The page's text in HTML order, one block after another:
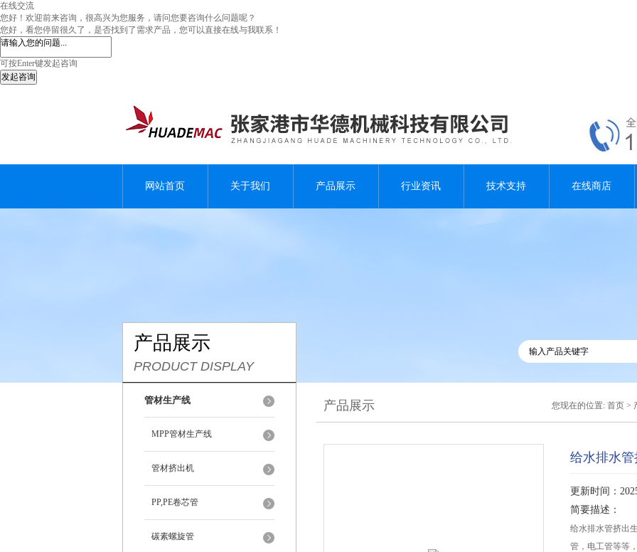
在线交流
您好！欢迎前来咨询，很高兴为您服务，请问您要咨询什么问题呢？
您好，看您停留很久了，是否找到了需求产品，您可以直接在线与我联系！
可按Enter键发起咨询
发起咨询
网站首页 关于我们 产品展示 行业资讯 技术支持 在线商店
产品展示
PRODUCT DISPLAY
管材生产线
MPP管材生产线
管材挤出机
PP,PE卷芯管
碳素螺旋管
产品展示 您现在的位置: 首页 >
给水排水
更新时间：
简要描述：
给水排水管挤出
管，电工管等等